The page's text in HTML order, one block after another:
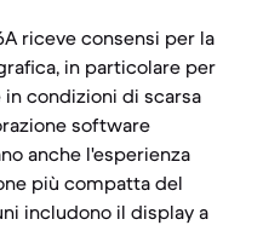
riceve consensi per la
in particolare per
condizioni di scarsa
software
anche l'esperienza
più compatta del
includono il display a